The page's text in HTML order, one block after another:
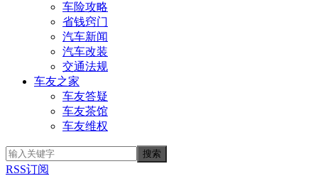
车险攻略
省钱窍门
汽车新闻
汽车改装
交通法规
车友之家
车友答疑
车友茶馆
车友维权
RSS订阅